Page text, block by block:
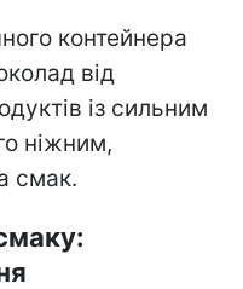
контейнера
від
із сильним
ніжним,
смак.